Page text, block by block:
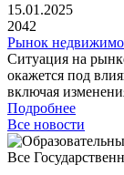
15.01.2025
2042
Рынок
Ситуация на
окажется под
включая
Подробнее
Все новости
Все